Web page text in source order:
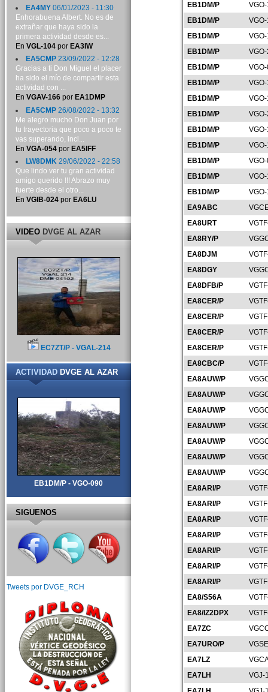
EB1DM/P
EB1DM/P
EB1DM/P
EB1DM/P
EB1DM/P
EB1DM/P
EB1DM/P
EB1DM/P
EB1DM/P
EB1DM/P
EB1DM/P
EB1DM/P
EB1DM/P
EA9ABC
EA8URT
EA8RY/P
EA8DJM
EA8DGY
EA8DFB/P
EA8CER/P
EA8CER/P
EA8CER/P
EA8CER/P
EA8CBC/P
EA8AUW/P
EA8AUW/P
EA8AUW/P
EA8AUW/P
EA8AUW/P
EA8AUW/P
EA8AUW/P
EA8ARI/P
EA8ARI/P
EA8ARI/P
EA8ARI/P
EA8ARI/P
EA8ARI/P
EA8ARI/P
EA8/S56A
EA8/IZ2DPX
EA7ZC
EA7URO/P
EA7LZ
EA7LH
VGJ-
EA4MY06/01/2023 - 11:30
Enhorabuena Albert. No es de
extrañar que haya sido la
primera actividad desde es...
En VGL-104por EA3IW
EA5CMP23/09/2022 - 12:28
Gracias a ti Don Miguel el placer
ha sido el mío de compartir esta
actividad con ...
En VGAV-166por EA1DMP
EA5CMP26/08/2022 - 13:32
Me alegro mucho Don Juan por
tu trayectoria que poco a poco te
vas superando, incl...
En VGA-054por EA5IFF
LW8DMK29/06/2022 - 22:58
Que lindo ver tu gran actividad
amigo querido !!! Abrazo muy
fuerte desde el otro...
En VGIB-024por EA6LU
VIDEODVGE AL AZAR
EC7ZT/P - VGAL-214
ACTIVIDADDVGE AL AZAR
EB1DM/P - VGO-090
SIGUENOS
Tweets por DVGE_RCH